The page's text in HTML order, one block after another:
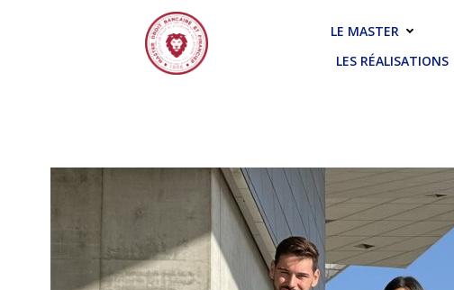
LE MASTER
LES RÉALISATIONS